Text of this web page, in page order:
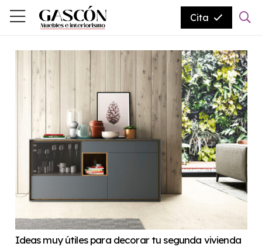
Cita
Ideas muy útiles para decorar tu segunda vivienda